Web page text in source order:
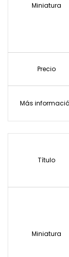
Miniatura
Precio
Más
Título
Miniatura